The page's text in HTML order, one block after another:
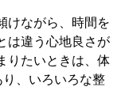
けながら、時間を
は違う心地良さが
りたいときは、体
、いろいろな整